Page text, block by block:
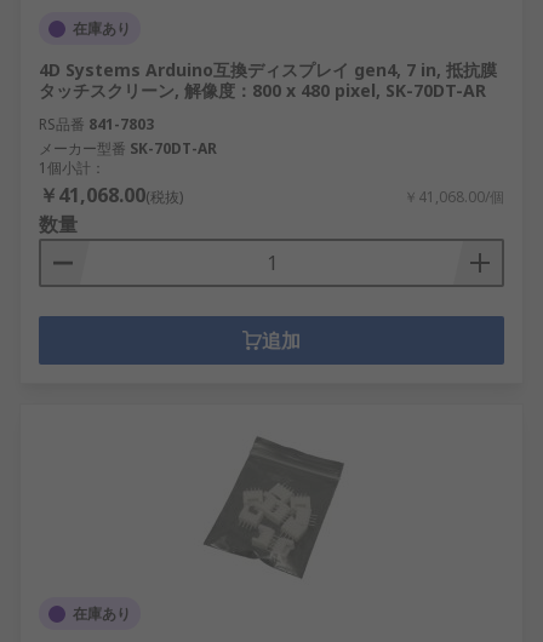
開発ツール
ジェクトや既に確立されたシステムおよびプログラ
ムへの改善を施す際に使用されます。弊社では、開
発キット、評価ボード、エミュレーション / シミュ
レーションツール、プログラマ、プロトタイピング
ツールおよびアクセサリを幅広いブランドから提供
します。それらには、Analog Devices、
Microchip、Mikroelektronika ON
Semiconductor、STMicroelectronicsなどがありま
開発ボードと開発ツールに関しては、RSの製品レン
ジから最新テクノロジーと製品をRaspberry Piや
在庫あり
4D Systems Arduino互換ディスプレイ gen4, 7 in, 抵抗膜
タッチスクリーン, 解像度：800 x 480 pixel, SK-70DT-AR
RS品番 841-7803
メーカー型番 SK-70DT-AR
1個小計：
￥41,068.00(税抜) ￥41,068.00/個
数量
追加
在庫あり